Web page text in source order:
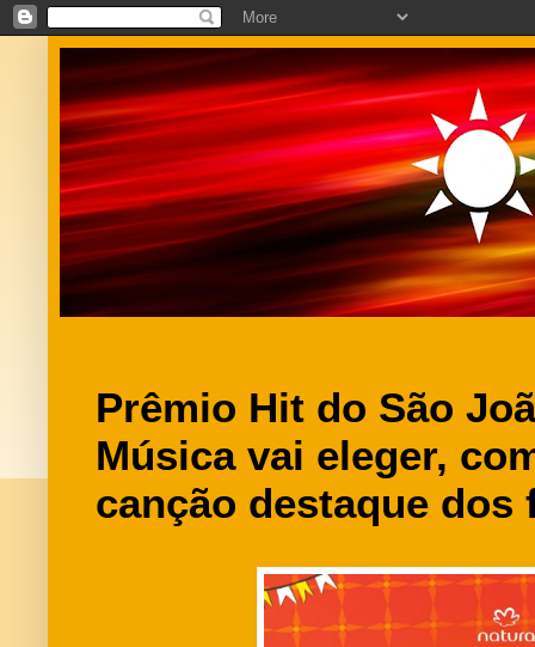
Prêmio Hit do São
Música vai eleger,
canção destaque